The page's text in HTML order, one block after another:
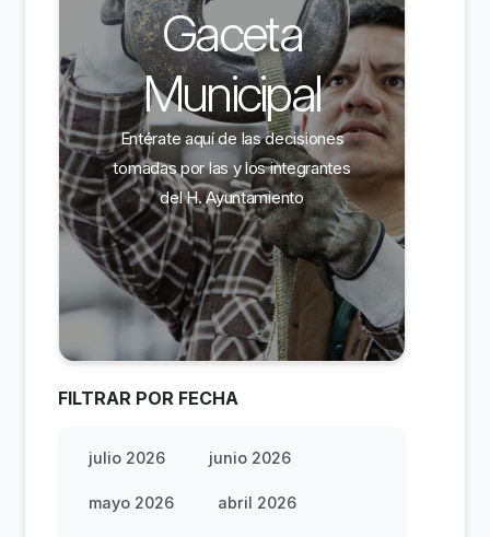
Gaceta
Municipal
Entérate aquí de las decisiones
tomadas por las y los integrantes
del H. Ayuntamiento
FILTRAR POR FECHA
julio 2026 junio 2026
mayo 2026 abril 2026